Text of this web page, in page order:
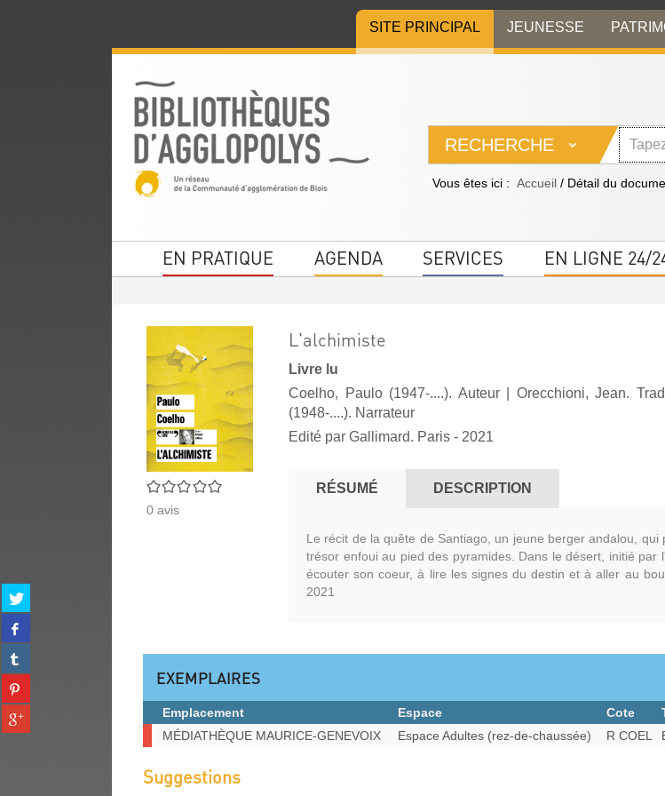
menu
contenu
la
SITE PRINCIPAL JEUNESSE
RECHERCHE
Vous êtes ici : Accueil / Détail du
EN PRATIQUE AGENDA SERVICES EN LIGNE 24/
Partager
sur
twitter
(Nouvelle
fenêtre)
Partager
sur
facebook
(Nouvelle
fenêtre)
Partager
sur
tumblr
(Nouvelle
fenêtre)
Partager
sur
pinterest
(Nouvelle
Partager
sur
0/5
0 avis
L'alchimiste
Livre lu
Coelho, Paulo (1947-....). Auteur| Orecchioni, Jean.
(1948-....). Narrateur
Edité par Gallimard. Paris - 2021
RÉSUMÉ DESCRIPTION
Le récit de la quête de Santiago, un jeune berger andalou, qui
trésor enfoui au pied des pyramides. Dans le désert, initié par
écouter son coeur, à lire les signes du destin et à aller au
2021
EXEMPLAIRES
Exemplaires
Emplacement Espace Cote
MÉDIATHÈQUE MAURICE-GENEVOIX
Espace Adultes (rez-de-chaussée) R COEL
Suggestions